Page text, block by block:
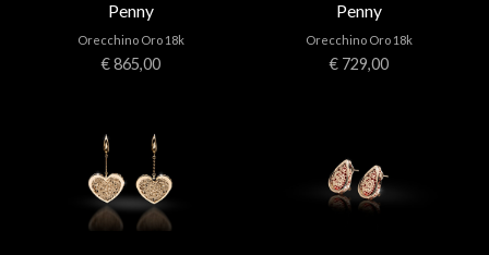
Penny
Orecchino Oro 18k
€ 865,00
Penny
Orecchino Oro 18k
€ 729,00